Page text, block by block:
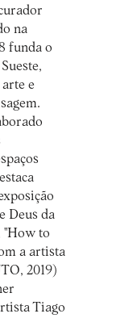
na
funda o
e
Deus da
"How to
a artista
2019)
Tiago